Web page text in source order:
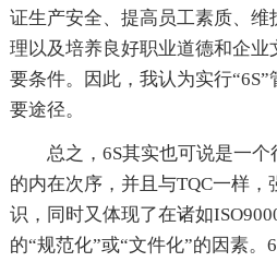
证生产安全、提高员工素质、维
理以及培养良好职业道德和企
要条件。因此，我认为实行
要途径。
总之，6S其实也可说是一
的内在次序，并且与TQC一样
识，同时又体现了在诸如
的“规范化”或“文件化”的因素。